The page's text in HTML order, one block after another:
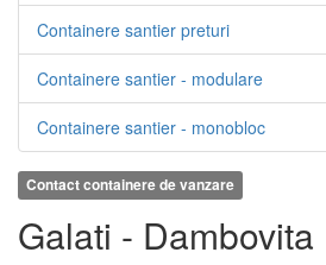
Containere santier preturi
Containere santier - modulare
Containere santier - monobloc
Contact containere de vanzare
Galati - Dambovita